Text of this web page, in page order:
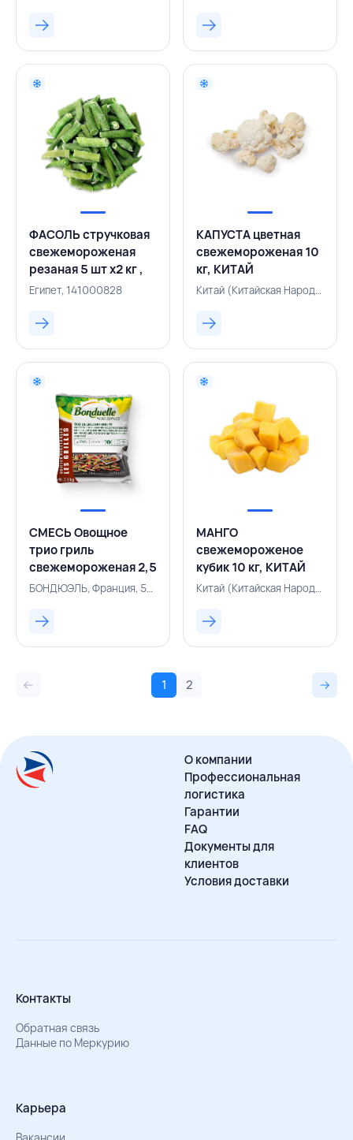
ФАСОЛЬ стручковая
свежемороженая
резаная 5 шт х2 кг ,
ЕГИПЕТ
Египет, 141000828
КАПУСТА цветная
свежемороженая 10
кг, КИТАЙ
Китай (Китайская Народная Республика), 500002110
СМЕСЬ Овощное
трио гриль
свежемороженая 2,5
кг, БОНДЮЭЛЬ,
БОНДЮЭЛЬ, Франция, 500002576
МАНГО
свежемороженое
кубик 10 кг, КИТАЙ
Китай (Китайская Народная Республика), 143000749
1 2
О компании
Профессиональная
логистика
Гарантии
FAQ
Документы для
клиентов
Условия доставки
Контакты
Обратная связь
Данные по Меркурию
Карьера